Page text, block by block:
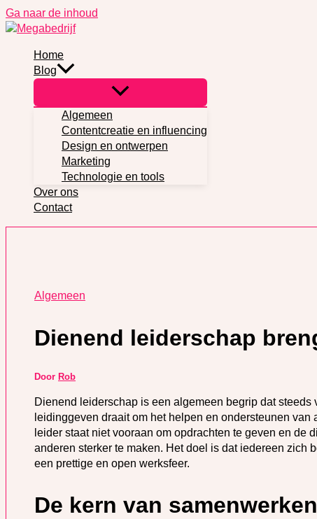
Ga naar de inhoud
Home
Blog
Algemeen
Contentcreatie en influencing
Design en ontwerpen
Marketing
Technologie en tools
Over ons
Contact
Algemeen
Dienend leiderschap
Door Rob
Dienend leiderschap is een algemeen begrip dat
leidinggeven draait om het helpen en ondersteunen
leider staat niet vooraan om opdrachten te geven en de
anderen sterker te maken. Het doel is dat iedereen zich
een prettige en open werksfeer.
De kern van